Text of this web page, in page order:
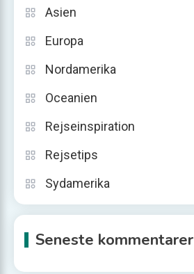
Asien
Europa
Nordamerika
Oceanien
Rejseinspiration
Rejsetips
Sydamerika
Seneste kommentarer